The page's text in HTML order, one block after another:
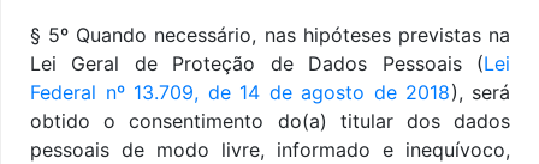
§ 5º Quando necessário, nas hipóteses previstas na
Lei Geral de Proteção de Dados Pessoais (Lei
Federal nº 13.709, de 14 de agosto de 2018), será
obtido o consentimento do(a) titular dos dados
pessoais de modo livre, informado e inequívoco,